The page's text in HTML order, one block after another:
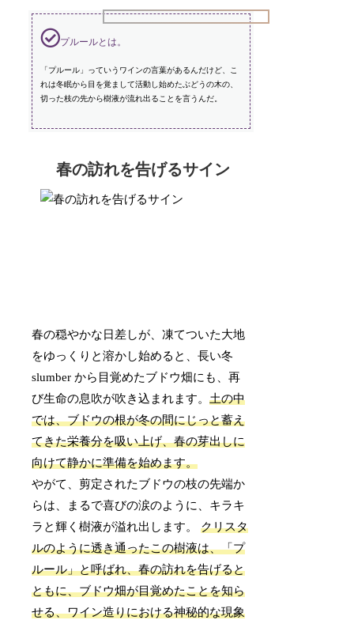
プルールとは。
「プルール」っていうワインの言葉があるんだけど、こ
れは冬眠から目を覚まして活動し始めたぶどうの木の、
切った枝の先から樹液が流れ出ることを言うんだ。
春の訪れを告げるサイン
春の穏やかな日差しが、凍てついた大地
をゆっくりと溶かし始めると、長い冬
slumber から目覚めたブドウ畑にも、再
び生命の息吹が吹き込まれます。土の中
では、ブドウの根が冬の間にじっと蓄え
てきた栄養分を吸い上げ、春の芽出しに
向けて静かに準備を始めます。
やがて、剪定されたブドウの枝の先端か
らは、まるで喜びの涙のように、キラキ
ラと輝く樹液が溢れ出します。クリスタ
ルのように透き通ったこの樹液は、「プ
ルール」と呼ばれ、春の訪れを告げると
ともに、ブドウ畑が目覚めたことを知ら
せる、ワイン造りにおける神秘的な現象